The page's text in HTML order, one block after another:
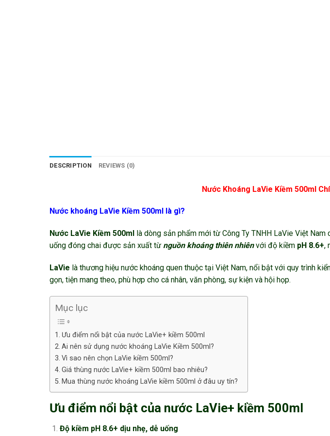
DESCRIPTION REVIEWS (0)
Nước Khoáng LaVie Kiềm 500ml
Nước khoáng LaVie Kiềm 500ml là gì?
Nước LaVie Kiềm 500ml
là dòng sản phẩm mới từ Công Ty TNHH LaVie Việt
uống đóng chai được sản xuất từ nguồn khoáng thiên nhiênvới độ kiềm pH 8.6+,
LaVie là thương hiệu nước khoáng quen thuộc tại Việt Nam, nổi bật với quy trình
gọn, tiện mang theo, phù hợp cho cá nhân, văn phòng, sự kiện và hội họp.
Mục lục
Ưu điểm nổi bật của nước LaVie+ kiềm 500ml
Ai nên sử dụng nước khoáng LaVie Kiềm 500ml?
Vì sao nên chọn LaVie kiềm 500ml?
Giá thùng nước LaVie+ kiềm 500ml bao nhiêu?
Mua thùng nước khoáng LaVie kiềm 500ml ở đâu uy tín?
Ưu điểm nổi bật của nước LaVie+ kiềm 500ml
Độ kiềm pH 8.6+ dịu nhẹ, dễ uống